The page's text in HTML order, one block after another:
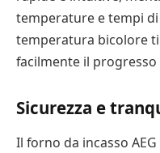
temperature e tempi
temperatura bicolore
facilmente il
Sicurezza e
Il forno da incasso AEG